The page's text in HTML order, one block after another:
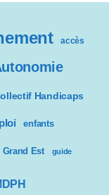
accès
Handicaps
enfants
Grand Est guide